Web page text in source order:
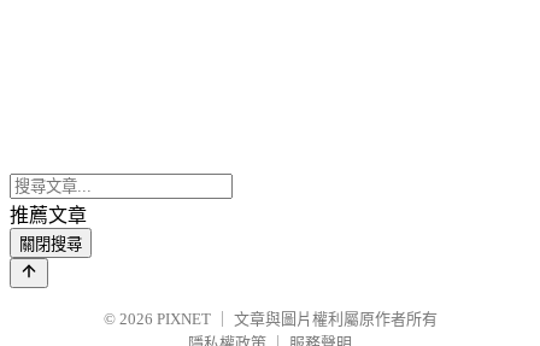
推薦文章
關閉搜尋
© 2026 PIXNET
文章與圖片權利屬原作者所有